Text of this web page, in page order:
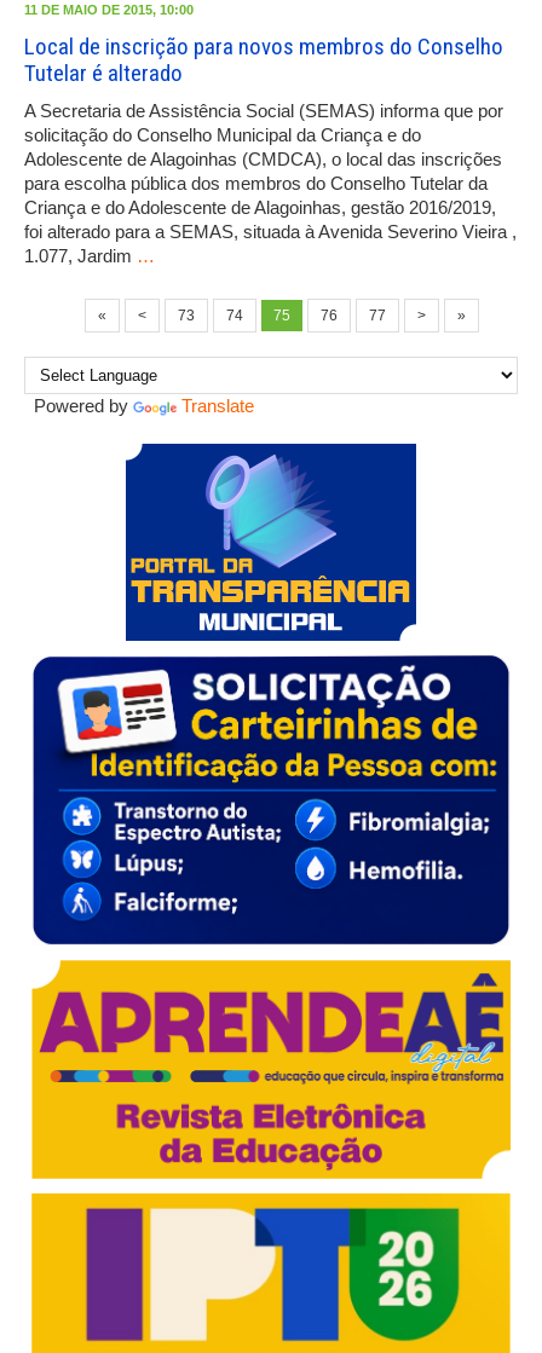
11 DE MAIO DE 2015, 10:00
Local de inscrição para novos membros do Conselho
Tutelar é alterado
A Secretaria de Assistência Social (SEMAS) informa que por
solicitação do Conselho Municipal da Criança e do
Adolescente de Alagoinhas (CMDCA), o local das inscrições
para escolha pública dos membros do Conselho Tutelar da
Criança e do Adolescente de Alagoinhas, gestão 2016/2019,
foi alterado para a SEMAS, situada à Avenida Severino Vieira ,
1.077, Jardim …
« < 73 74 75 76 77 > »
Powered by Translate